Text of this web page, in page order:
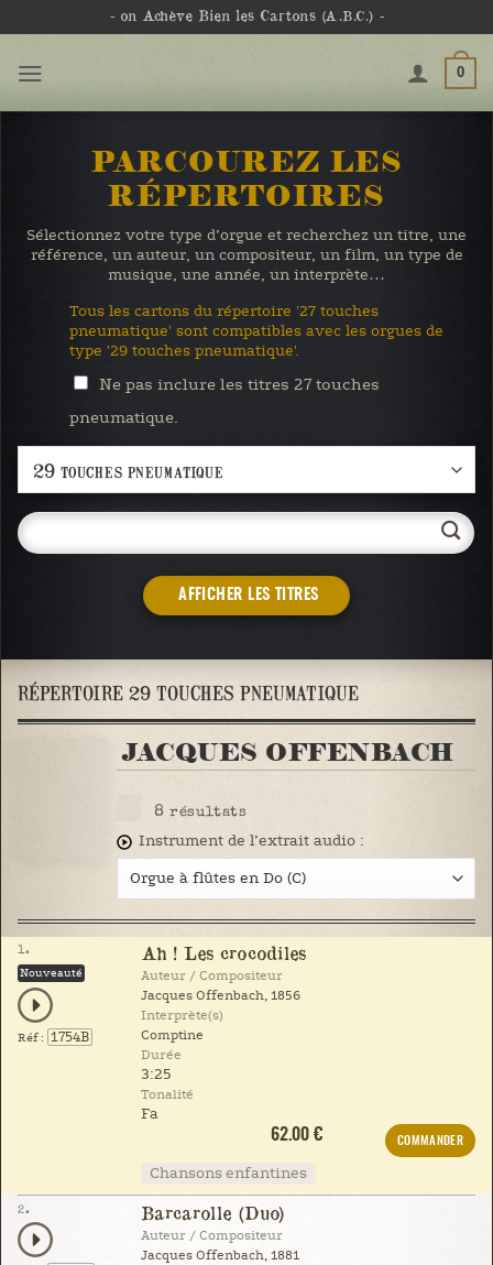
- on Achève Bien les Cartons (A.B.C.) -
0
PARCOUREZ LES
RÉPERTOIRES
Sélectionnez votre type d’orgue et recherchez un titre, une
référence, un auteur, un compositeur, un film, un type de
musique, une année, un interprète…
Tous les cartons du répertoire '27 touches
pneumatique' sont compatibles avec les orgues de
type '29 touches pneumatique'.
Ne pas inclure les titres 27 touches
pneumatique.
AFFICHER LES TITRES
RÉPERTOIRE 29 TOUCHES PNEUMATIQUE
JACQUES OFFENBACH
8 résultats
Instrument de l’extrait audio :
1.
Nouveauté
Réf : 1754B
Ah ! Les crocodiles
Auteur / Compositeur
Jacques Offenbach, 1856
Interprète(s)
Comptine
Durée
3:25
Tonalité
Fa
62.00 €
COMMANDER
Chansons enfantines
2. Barcarolle (Duo)
Auteur / Compositeur
Jacques Offenbach, 1881